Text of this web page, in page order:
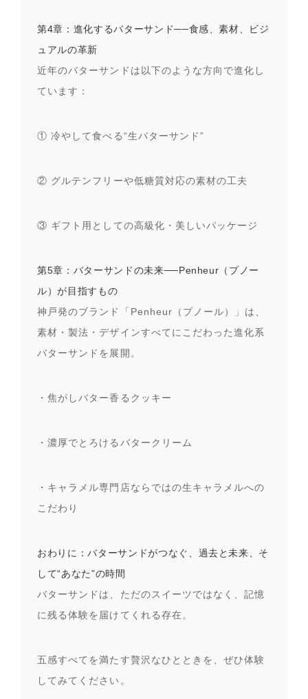
第4章：進化するバターサンド──食感、素材、ビジ
ュアルの革新
近年のバターサンドは以下のような方向で進化し
ています：
① 冷やして食べる“生バターサンド”
② グルテンフリーや低糖質対応の素材の工夫
③ ギフト用としての高級化・美しいパッケージ
第5章：バターサンドの未来──Penheur（プノー
ル）が目指すもの
神戸発のブランド「Penheur（プノール）」は、
素材・製法・デザインすべてにこだわった進化系
バターサンドを展開。
・焦がしバター香るクッキー
・濃厚でとろけるバタークリーム
・キャラメル専門店ならではの生キャラメルへの
こだわり
おわりに：バターサンドがつなぐ、過去と未来、そ
して“あなた”の時間
バターサンドは、ただのスイーツではなく、記憶
に残る体験を届けてくれる存在。
五感すべてを満たす贅沢なひとときを、ぜひ体験
してみてください。